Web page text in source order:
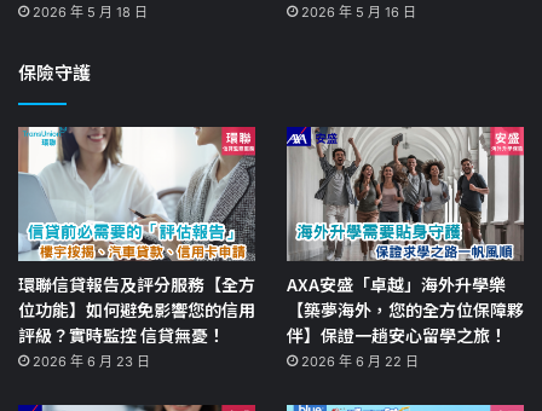
2026 年 5 月 18 日 2026 年 5 月 16 日
保險守護
環聯信貸報告及評分服務【全方
位功能】如何避免影響您的信用
評級？實時監控 信貸無憂！
2026 年 6 月 23 日
AXA安盛「卓越」海外升學樂
【築夢海外，您的全方位保障夥
伴】保證一趟安心留學之旅！
2026 年 6 月 22 日